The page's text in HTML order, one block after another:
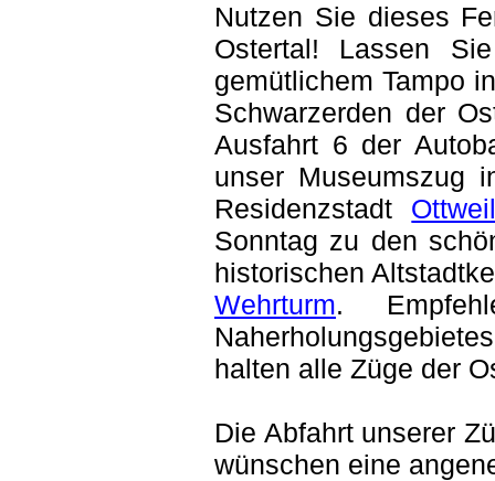
Nutzen Sie dieses
Ostertal! Lassen
gemütlichem Tampo
Schwarzerden der
Ausfahrt 6 der
unser Museumszug
Residenzstadt
Sonntag zu den
historischen
Wehrturm.
halten alle Züge der
Die Abfahrt unserer
wünschen eine